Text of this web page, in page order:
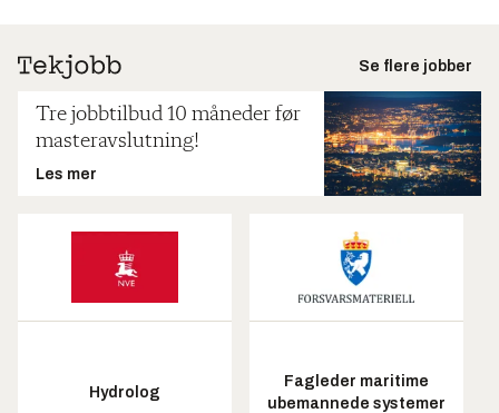
Se flere jobber
Tre jobbtilbud 10 måneder før
masteravslutning!
Les mer
Hydrolog
Fagleder maritime
ubemannede systemer